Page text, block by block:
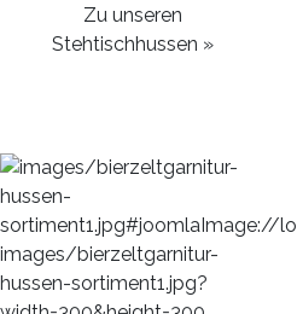
Zu unseren
Stehtischhussen »